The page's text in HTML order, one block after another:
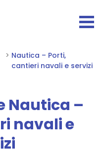
> Nautica – Porti,
cantieri navali e servizi
Nautica –
navali e